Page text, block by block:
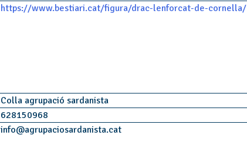
https://www.bestiari.cat/figura/drac-lenforcat-de-cornella/
Colla agrupació sardanista
628150968
info@agrupaciosardanista.cat